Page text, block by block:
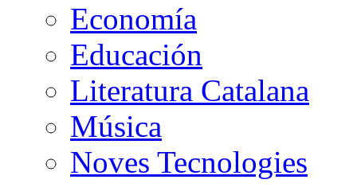
Economía
Educación
Literatura Catalana
Música
Noves Tecnologies